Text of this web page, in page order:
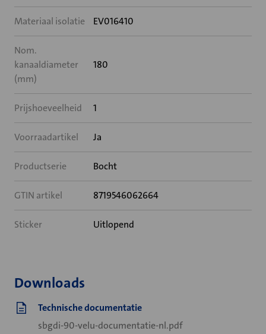
Materiaal isolatie EV016410
Nom.
kanaaldiameter
(mm)
180
Prijshoeveelheid 1
Voorraadartikel Ja
Productserie Bocht
GTIN artikel 8719546062664
Sticker Uitlopend
Downloads
Technische documentatie
sbgdi-90-velu-documentatie-nl.pdf